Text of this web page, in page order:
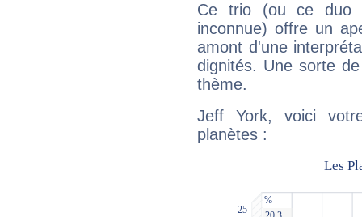
Ce trio (ou ce duo
inconnue) offre un
amont d'une
dignités. Une sorte
thème.
Jeff York, voici
planètes :